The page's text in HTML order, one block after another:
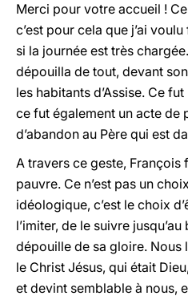
Merci pour votre accueil !
c’est pour cela que j’ai
si la journée est très
dépouilla de tout, devant
les habitants d’Assise. Ce
ce fut également un acte de
d’abandon au Père qui est
A travers ce geste, François
pauvre. Ce n’est pas un
idéologique, c’est le choix
l’imiter, de le suivre
dépouille de sa gloire. Nous
le Christ Jésus, qui était
et devint semblable à nous,